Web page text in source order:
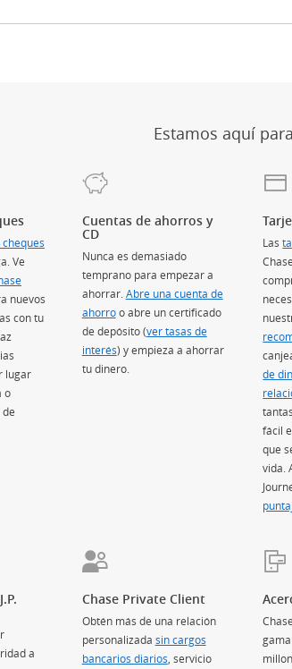
Estamos aquí
Ve
abre en superposición)
nuevos
con tu
lugar
o
Cuentas de ahorros y
CD
Nunca es demasiado
temprano para empezar a
ahorrar. Abre una cuenta de
ahorroo abre un certificado
de depósito (ver tasas de
interés) y empieza a ahorrar
tu dinero.
Las
de
fácil
que
vida.
a
Chase Private Client
Obtén más de una relación
personalizada sin cargos
bancarios diarios(Se abre en
, servicio